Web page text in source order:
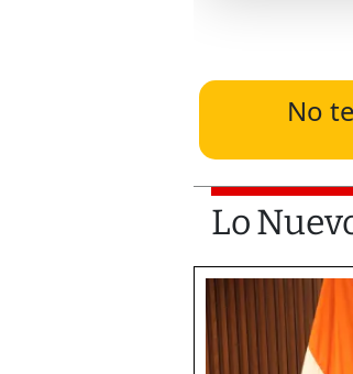
No
Lo